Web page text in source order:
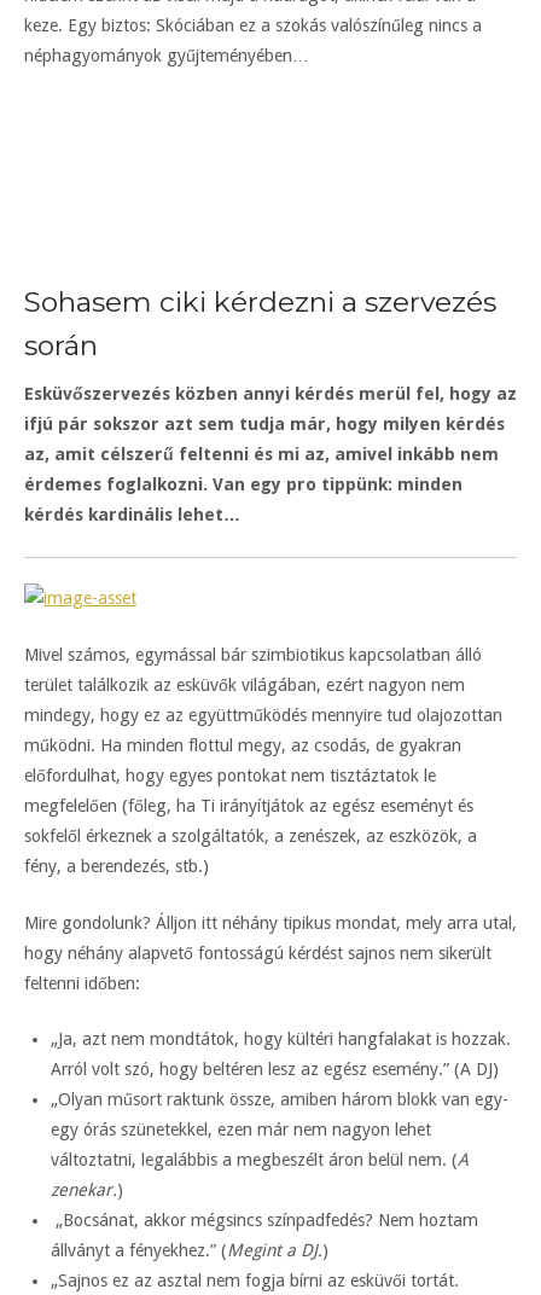
keze. Egy biztos: Skóciában ez a szokás valószínűleg nincs a
néphagyományok gyűjteményében…
Sohasem ciki kérdezni a szervezés
során
Esküvőszervezés közben annyi kérdés merül fel, hogy az
ifjú pár sokszor azt sem tudja már, hogy milyen kérdés
az, amit célszerű feltenni és mi az, amivel inkább nem
érdemes foglalkozni. Van egy pro tippünk: minden
kérdés kardinális lehet…
Mivel számos, egymással bár szimbiotikus kapcsolatban álló
terület találkozik az esküvők világában, ezért nagyon nem
mindegy, hogy ez az együttműködés mennyire tud olajozottan
működni. Ha minden flottul megy, az csodás, de gyakran
előfordulhat, hogy egyes pontokat nem tisztáztatok le
megfelelően (főleg, ha Ti irányítjátok az egész eseményt és
sokfelől érkeznek a szolgáltatók, a zenészek, az eszközök, a
fény, a berendezés, stb.)
Mire gondolunk? Álljon itt néhány tipikus mondat, mely arra utal,
hogy néhány alapvető fontosságú kérdést sajnos nem sikerült
feltenni időben:
„Ja, azt nem mondtátok, hogy kültéri hangfalakat is hozzak.
Arról volt szó, hogy beltéren lesz az egész esemény.” (A DJ)
„Olyan műsort raktunk össze, amiben három blokk van egy-
egy órás szünetekkel, ezen már nem nagyon lehet
változtatni, legalábbis a megbeszélt áron belül nem. (A
zenekar.)
„Bocsánat, akkor mégsincs színpadfedés? Nem hoztam
állványt a fényekhez.” (Megint a DJ.)
„Sajnos ez az asztal nem fogja bírni az esküvői tortát.